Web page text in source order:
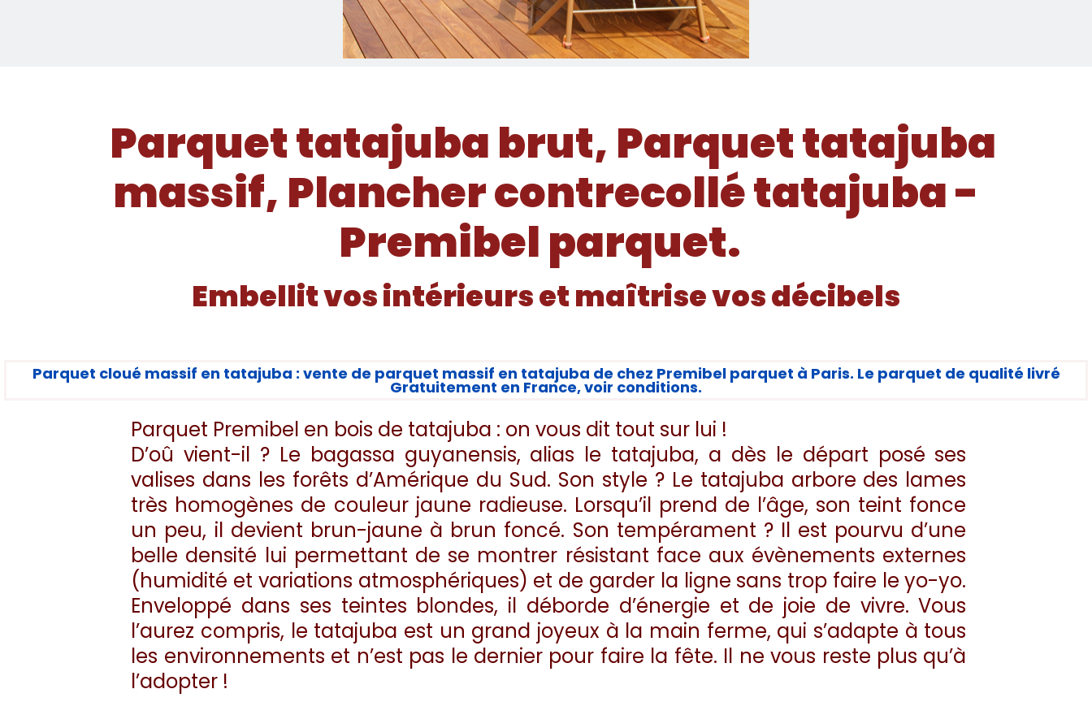
Parquet tatajuba brut, Parquet tatajuba
massif, Plancher contrecollé tatajuba -
Premibel parquet.
Embellit vos intérieurs et maîtrise vos décibels
Parquet cloué massif en tatajuba : vente de parquet massif en tatajuba de chez Premibel parquet à Paris. Le parquet de qualité livré
Gratuitement en France, voir conditions.
Parquet Premibel en bois de tatajuba : on vous dit tout sur lui !
D’oû vient-il ? Le bagassa guyanensis, alias le tatajuba, a dès le départ posé ses
valises dans les forêts d’Amérique du Sud. Son style ? Le tatajuba arbore des lames
très homogènes de couleur jaune radieuse. Lorsqu’il prend de l’âge, son teint fonce
un peu, il devient brun-jaune à brun foncé. Son tempérament ? Il est pourvu d’une
belle densité lui permettant de se montrer résistant face aux évènements externes
(humidité et variations atmosphériques) et de garder la ligne sans trop faire le yo-yo.
Enveloppé dans ses teintes blondes, il déborde d’énergie et de joie de vivre. Vous
l’aurez compris, le tatajuba est un grand joyeux à la main ferme, qui s’adapte à tous
les environnements et n’est pas le dernier pour faire la fête. Il ne vous reste plus qu’à
l’adopter !